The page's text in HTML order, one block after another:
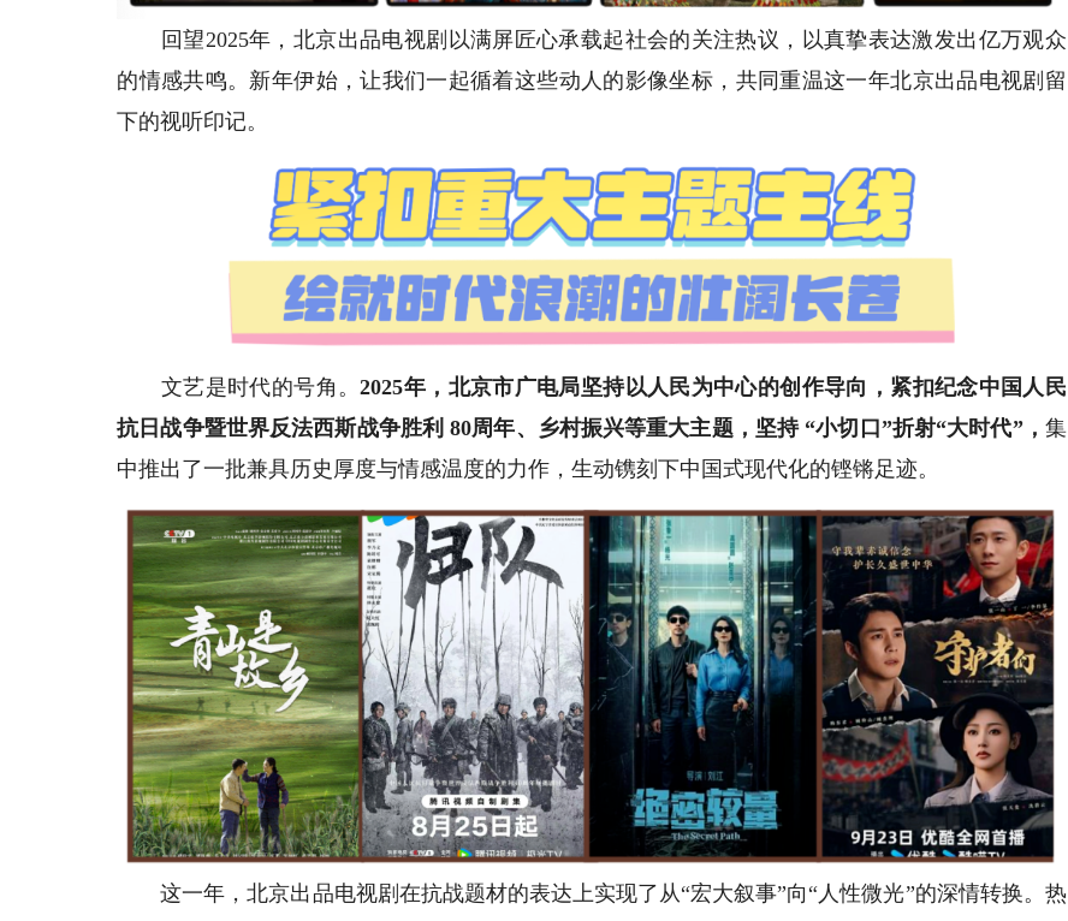
回望2025年，北京出品电视剧以满屏匠心承载起社会的关注热议，以真挚表达激发出亿万观众
的情感共鸣。新年伊始，让我们一起循着这些动人的影像坐标，共同重温这一年北京出品电视剧留
下的视听印记。
文艺是时代的号角。2025年，北京市广电局坚持以人民为中心的创作导向，紧扣纪念中国人民
抗日战争暨世界反法西斯战争胜利 80周年、乡村振兴等重大主题， 坚持“小切口”折射“大时代”， 集
中推出了一批兼具历史厚度与情感温度的力作，生动镌刻下中国式现代化的铿锵足迹。
这一年，北京出品电视剧在抗战题材的表达上实现了从“宏大叙事”向“人性微光”的深情转换。热